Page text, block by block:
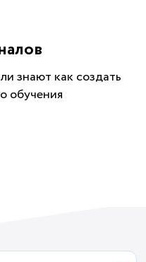
знают как создать
обучения